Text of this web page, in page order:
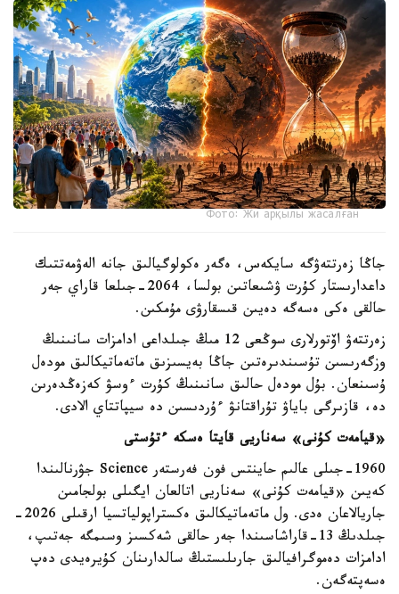
Фото: Жи арқылы жасалған
جاڭا زەرتتەۋگە سايكەس، ەگەر ەكولوگيالىق جانە الەۋمەتتىك
داعدارىستار كۇرت ۋشىعاتىن بولسا، 2064-جىلعا قاراي جەر
حالقى ەكى ەسەگە دەيىن قىسقارۋى مۇمكىن.
زەرتتەۋ اۆتورلارى سوڭعى 12 مىڭ جىلداعى ادامزات سانىنىڭ
وزگەرىسىن تۇسىندىرەتىن جاڭا بەيسىزىق ماتەماتيكالىق مودەل
ۇسىنعان. بۇل مودەل حالىق سانىنىڭ كۇرت ءوسۋ كەزەڭدەرىن
دە، قازىرگى باياۋ تۇراقتانۋ ءۇردىسىن دە سيپاتتاي الادى.
«قيامەت كۇنى» سەناريى قايتا ەسكە ءتۇستى
1960-جىلى عالىم حاينتس فون فەرستەر Science جۋرنالىندا
كەيىن «قيامەت كۇنى» سەناريى اتالعان ايگىلى بولجامىن
جاريالاعان ەدى. ول ماتەماتيكالىق ەكستراپولياتسيا ارقىلى 2026-
جىلدىڭ 13-قاراشاسىندا جەر حالقى شەكسىز وسىمگە جەتىپ،
ادامزات دەموگرافيالىق جارىلىستىڭ سالدارىنان كۇيرەيدى دەپ
ەسەپتەگەن.